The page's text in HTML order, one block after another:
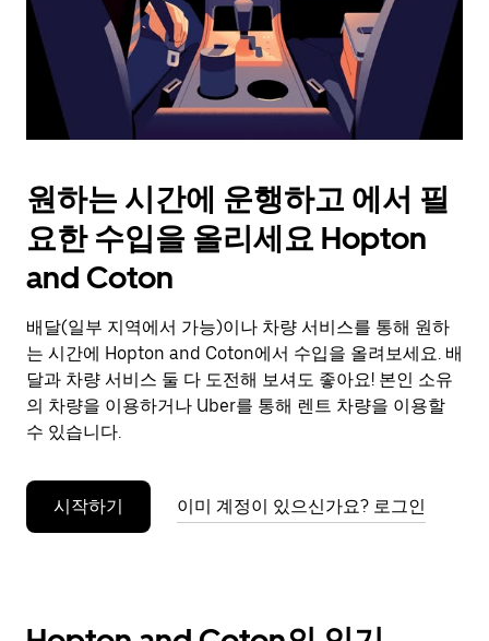
날
짜
캘
린
더
닫
려
면
Esc
키
를
누
세
원하는 시간에 운행하고 에서 필
요한 수입을 올리세요 Hopton
and Coton
배달(일부 지역에서 가능)이나 차량 서비스를 통해 원하
는 시간에 Hopton and Coton에서 수입을 올려보세요. 배
달과 차량 서비스 둘 다 도전해 보셔도 좋아요! 본인 소유
의 차량을 이용하거나 Uber를 통해 렌트 차량을 이용할
수 있습니다.
시작하기 이미 계정이 있으신가요? 로그인